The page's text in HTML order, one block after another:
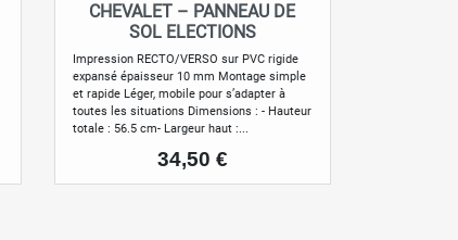
Aperçu rapide
CHEVALET – PANNEAU DE
SOL ELECTIONS
Impression RECTO/VERSO sur PVC rigide
expansé épaisseur 10 mm Montage simple
et rapide Léger, mobile pour s’adapter à
toutes les situations Dimensions : - Hauteur
totale : 56.5 cm- Largeur haut :...
Prix
34,50 €